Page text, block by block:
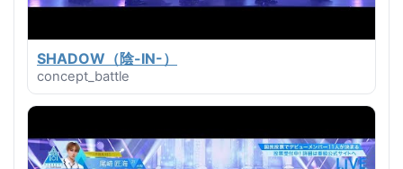
SHADOW（陰-IN-）
concept_battle